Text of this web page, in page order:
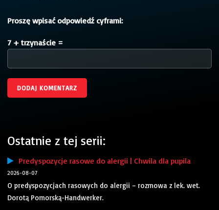
Proszę wpisać odpowiedź cyframi:
7 + trzynaście =
Ostatnie z tej serii:
Predyspozycje rasowe do alergii | Chwila dla pupila
2026-08-07
O predyspozycjach rasowych do alergii – rozmowa z lek. wet.
Dorotą Pomorską-Handwerker.